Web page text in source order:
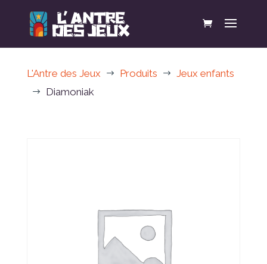
L'Antre des Jeux $ Produits $ Jeux enfants
$ Diamoniak